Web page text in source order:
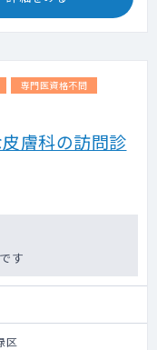
専門医資格不問
膚科の訪問診
す
区